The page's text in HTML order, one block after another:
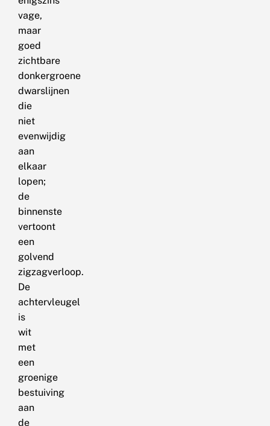
vage,
maar
goed
zichtbare
donkergroene
dwarslijnen
die
niet
evenwijdig
aan
elkaar
lopen;
de
binnenste
vertoont
een
golvend
zigzagverloop.
De
achtervleugel
is
wit
met
een
groenige
bestuiving
aan
de